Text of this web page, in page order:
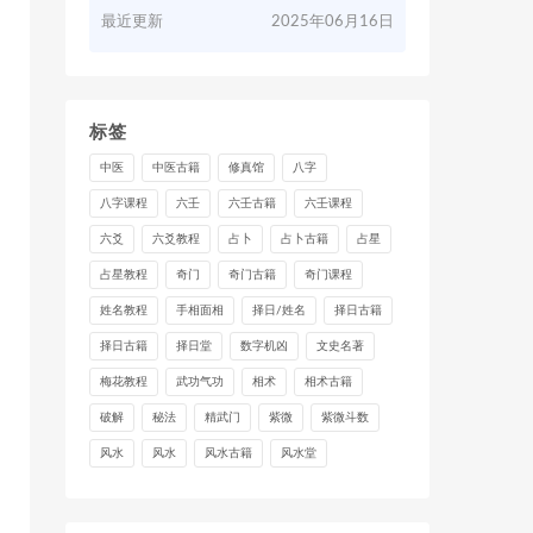
最近更新 2025年06月16日
标签
中医 中医古籍 修真馆 八字
八字课程 六壬 六壬古籍 六壬课程
六爻 六爻教程 占卜 占卜古籍 占星
占星教程 奇门 奇门古籍 奇门课程
姓名教程 手相面相 择日/姓名 择日古籍
择日古籍 择日堂 数字机凶 文史名著
梅花教程 武功气功 相术 相术古籍
破解 秘法 精武门 紫微 紫微斗数
风水 风水 风水古籍 风水堂